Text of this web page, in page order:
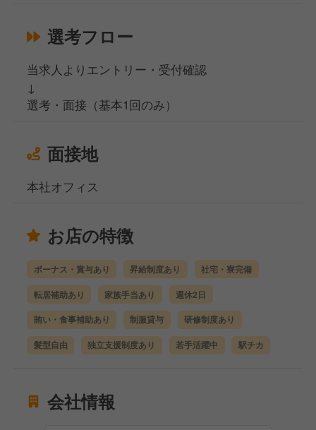
選考フロー
当求人よりエントリー・受付確認
↓
選考・面接（基本1回のみ）
面接地
本社オフィス
お店の特徴
ボーナス・賞与あり 昇給制度あり 社宅・寮完備
転居補助あり 家族手当あり 週休2日
賄い・食事補助あり 制服貸与 研修制度あり
髪型自由 独立支援制度あり 若手活躍中 駅チカ
会社情報